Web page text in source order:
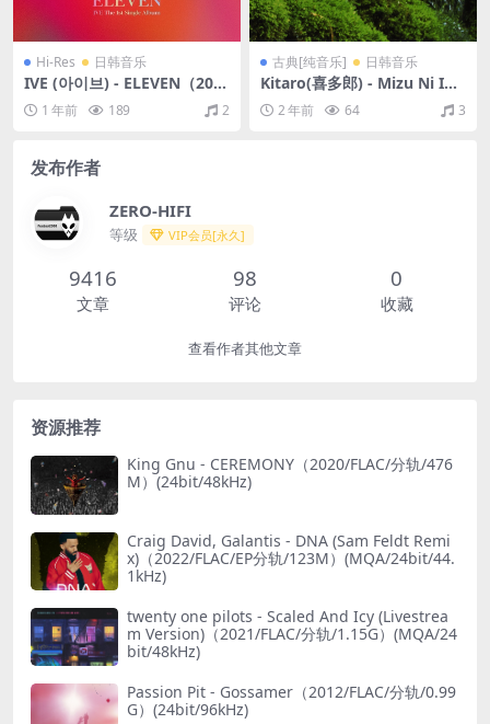
Hi-Res 日韩音乐
IVE (아이브) - ELEVEN（202
1/FLAC/EP分轨/88.1M）(24
bit/48kHz)
1 年前 189 2
古典[纯音乐] 日韩音乐
Kitaro(喜多郎) - Mizu Ni Ino
ri Te（2002/FLAC/分轨/252
M）2 年前 64 3
发布作者
ZERO-HIFI
等级 VIP会员[永久]
9416
文章
98
评论
0
收藏
查看作者其他文章
资源推荐
King Gnu - CEREMONY（2020/FLAC/分轨/476
M）(24bit/48kHz)
Craig David, Galantis - DNA (Sam Feldt Remi
x)（2022/FLAC/EP分轨/123M）(MQA/24bit/44.
1kHz)
twenty one pilots - Scaled And Icy (Livestrea
m Version)（2021/FLAC/分轨/1.15G）(MQA/24
bit/48kHz)
Passion Pit - Gossamer（2012/FLAC/分轨/0.99
G）(24bit/96kHz)